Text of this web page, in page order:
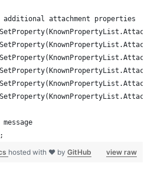
attachment properties
view raw
hosted with ❤ by GitHub